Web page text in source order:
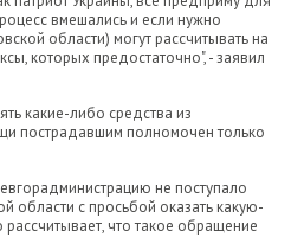
вмешались и если нужно
области) могут рассчитывать на
которых предостаточно", - заявил
какие-либо средства из
пострадавшим полномочен только
не поступало
области с просьбой оказать какую-
что такое обращение